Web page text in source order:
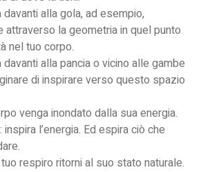
alla gola, ad esempio,
attraverso la geometria in quel punto
nel tuo corpo.
alla pancia o vicino alle gambe
di inspirare verso questo spazio
venga inondato dalla sua energia.
l’energia. Ed espira ciò che
respiro ritorni al suo stato naturale.